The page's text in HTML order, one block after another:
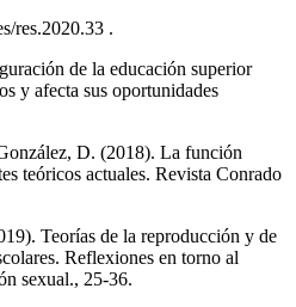
res.2020.33 .
de la educación superior
y afecta sus oportunidades
D. (2018). La función
teóricos actuales. Revista Conrado
Teorías de la reproducción y de
Reflexiones en torno al
sexual., 25-36.